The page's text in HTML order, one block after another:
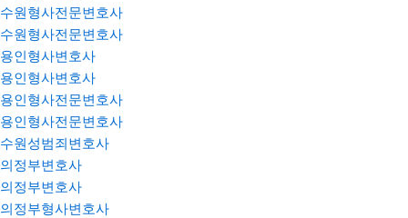
수원형사전문변호사
수원형사전문변호사
용인형사변호사
용인형사변호사
용인형사전문변호사
용인형사전문변호사
수원성범죄변호사
의정부변호사
의정부변호사
의정부형사변호사